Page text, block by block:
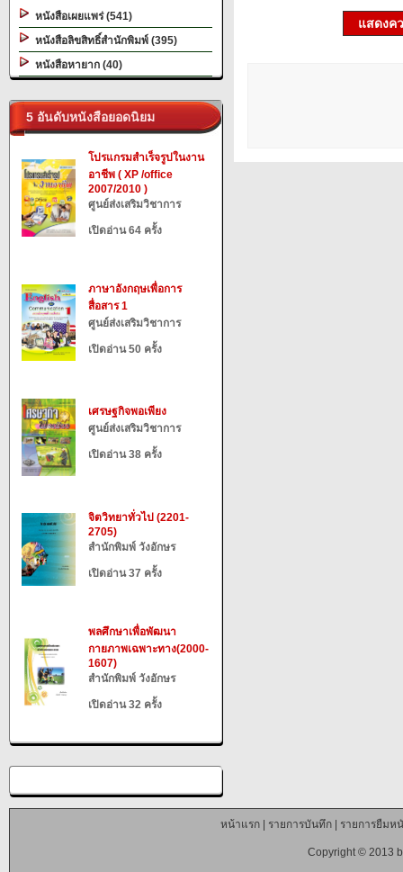
หนังสือเผยแพร่ (541)
หนังสือลิขสิทธิ์สำนักพิมพ์ (395)
หนังสือหายาก (40)
5 อันดับหนังสือยอดนิยม
โปรแกรมสำเร็จรูปในงาน
อาชีพ ( XP /office
2007/2010 )
ศูนย์ส่งเสริมวิชาการ
เปิดอ่าน 64 ครั้ง
ภาษาอังกฤษเพื่อการ
สื่อสาร 1
ศูนย์ส่งเสริมวิชาการ
เปิดอ่าน 50 ครั้ง
เศรษฐกิจพอเพียง
ศูนย์ส่งเสริมวิชาการ
เปิดอ่าน 38 ครั้ง
จิตวิทยาทั่วไป (2201-
2705)
สำนักพิมพ์ วังอักษร
เปิดอ่าน 37 ครั้ง
พลศึกษาเพื่อพัฒนา
กายภาพเฉพาะทาง(2000-
1607)
สำนักพิมพ์ วังอักษร
เปิดอ่าน 32 ครั้ง
แสดงค
หน้าแรก| รายการบันทึก| รายการยืมห
Copyright © 2013